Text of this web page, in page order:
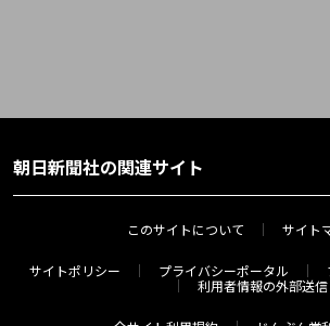
朝日新聞社の関連サイト
このサイトについて サイト
サイトポリシー プライバシーポータル
利用者情報の外部送信